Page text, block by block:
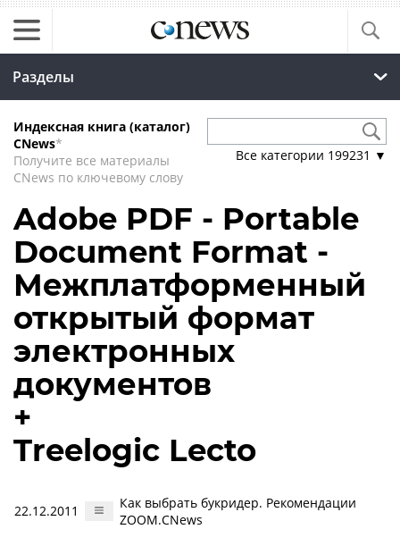
Разделы
Индексная книга (каталог)
CNews*
Получите все материалы
CNews по ключевому слову
Все категории 199231 ▼
Adobe PDF - Portable
Document Format -
Межплатформенный
открытый формат
электронных
документов
+
Treelogic Lecto
22.12.2011
Как выбрать букридер. Рекомендации
ZOOM.CNews